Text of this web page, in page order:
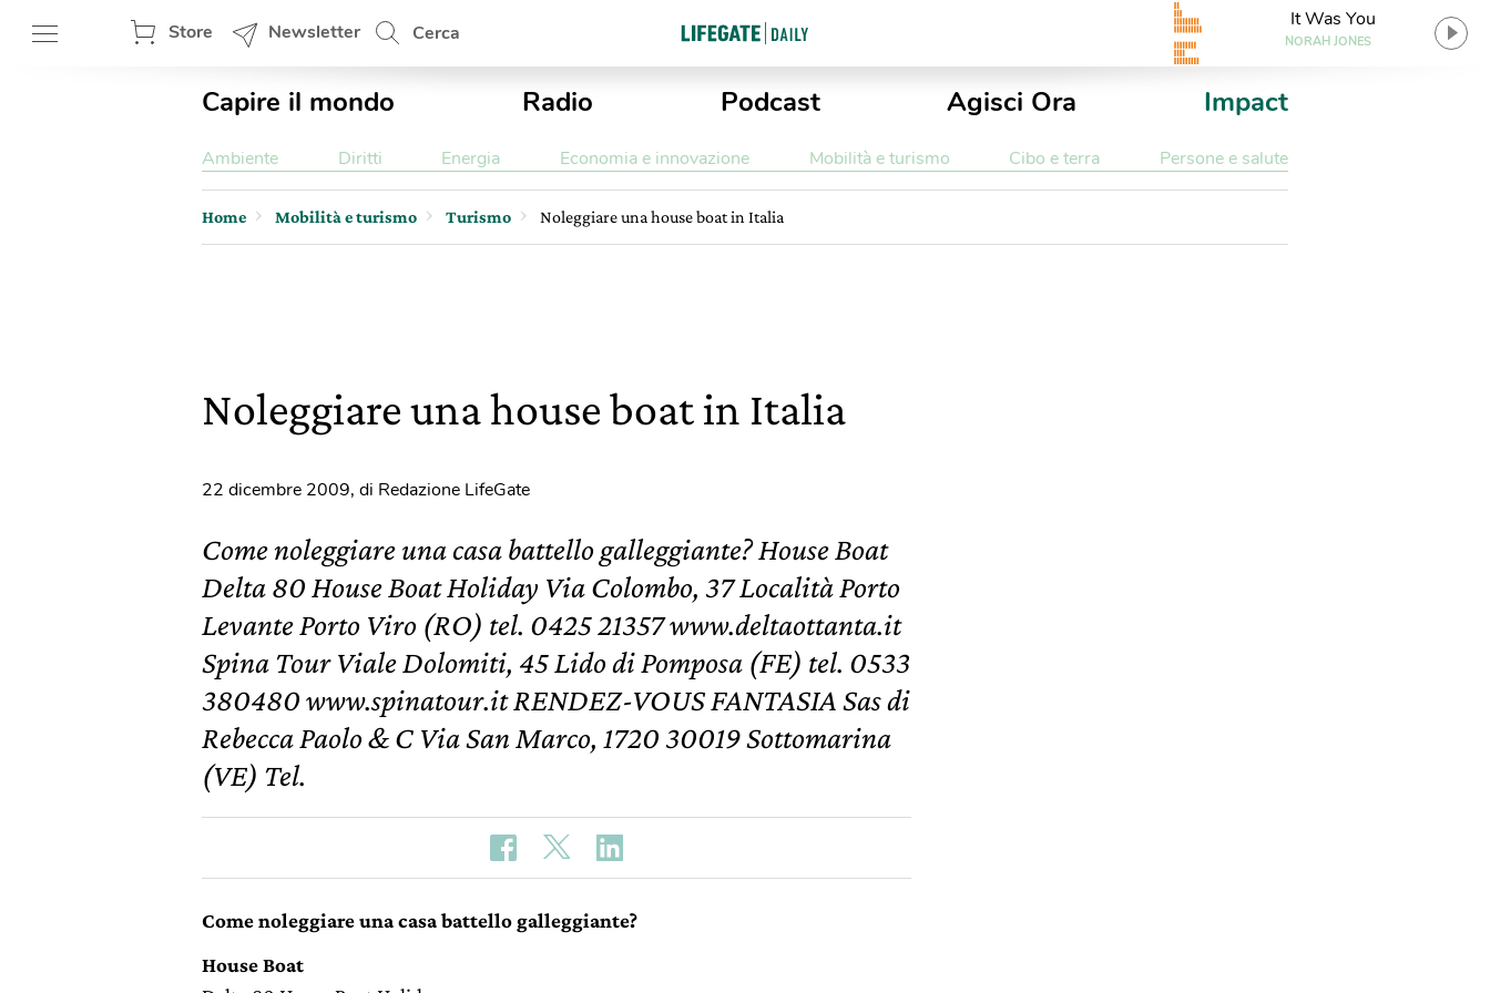
Store Newsletter Cerca
It Was You
NORAH JONES
Capire il mondo Radio Podcast Agisci Ora Impact
Ambiente Diritti Energia Economia e innovazione Mobilità e turismo Cibo e terra Persone e salute
Home Mobilità e turismo Turismo Noleggiare una house boat in Italia
Noleggiare una house boat in Italia
22 dicembre 2009, di Redazione LifeGate
Come noleggiare una casa battello galleggiante? House Boat
Delta 80 House Boat Holiday Via Colombo, 37 Località Porto
Levante Porto Viro (RO) tel. 0425 21357 www.deltaottanta.it
Spina Tour Viale Dolomiti, 45 Lido di Pomposa (FE) tel. 0533
380480 www.spinatour.it RENDEZ-VOUS FANTASIA Sas di
Rebecca Paolo & C Via San Marco, 1720 30019 Sottomarina
(VE) Tel.
Come noleggiare una casa battello galleggiante?
House Boat